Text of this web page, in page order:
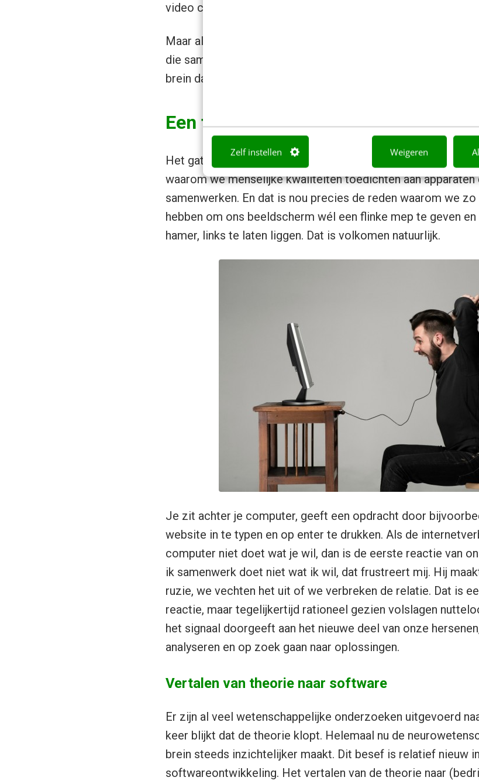
Zelf instellen Weigeren
video conferenties, smartphones en andere interactieve
Maar als ons brein er drie miljoen jaar over heeft gedaan om
die samenwerken in kleine groepjes, naar de eerste kleine
brein dan om met nieuwe technologieën die ook
Een flinke mep tegen het
Het gat tussen de nieuwe technologische werkelijkheid en
waarom we menselijke kwaliteiten toedichten aan
samenwerken. En dat is nou precies de reden waarom we zo
hebben om ons beeldscherm wél een flinke mep te geven
hamer, links te laten liggen. Dat is volkomen natuurlijk.
Je zit achter je computer, geeft een opdracht door
website in te typen en op enter te drukken. Als de
computer niet doet wat je wil, dan is de eerste reactie van
ik samenwerk doet niet wat ik wil, dat frustreert mij. Hij
ruzie, we vechten het uit of we verbreken de relatie. Dat is
reactie, maar tegelijkertijd rationeel gezien volslagen
het signaal doorgeeft aan het nieuwe deel van onze
analyseren en op zoek gaan naar oplossingen.
Vertalen van theorie naar software
Er zijn al veel wetenschappelijke onderzoeken uitgevoerd
keer blijkt dat de theorie klopt. Helemaal nu de
brein steeds inzichtelijker maakt. Dit besef is relatief nieuw
softwareontwikkeling. Het vertalen van de theorie naar